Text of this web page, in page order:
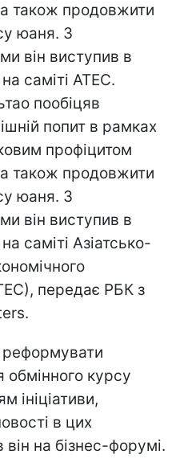
також продовжити
юаня. З
він виступив в
саміті АТЕС.
пообіцяв
попит в рамках
профіцитом
також продовжити
юаня. З
він виступив в
саміті Азіатсько-
передає РБК з
обмінного курсу
ініціативи,
в цих
на бізнес-форумі.